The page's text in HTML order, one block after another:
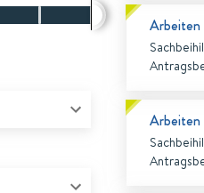
Arbeiten
Arbeiten